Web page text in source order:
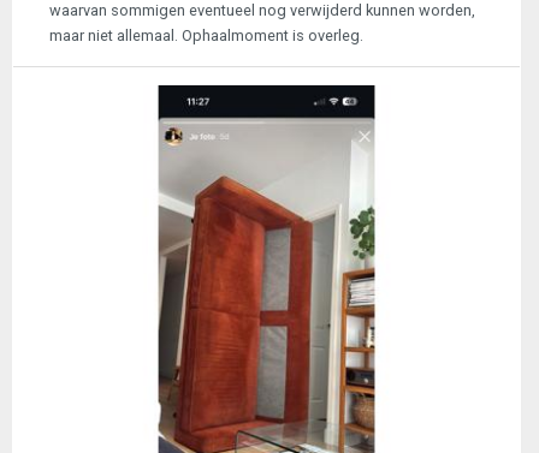
waarvan sommigen eventueel nog verwijderd kunnen worden,
maar niet allemaal. Ophaalmoment is overleg.